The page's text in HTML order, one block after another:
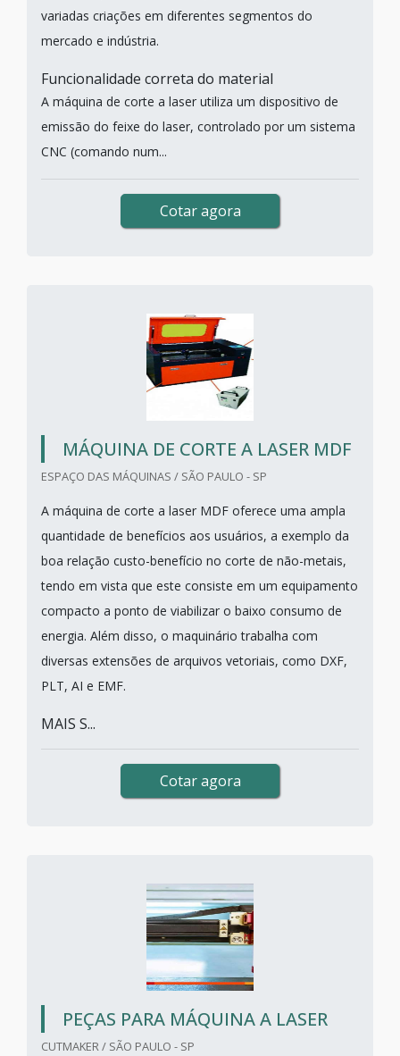
variadas criações em diferentes segmentos do
mercado e indústria.
Funcionalidade correta do material
A máquina de corte a laser utiliza um dispositivo de
emissão do feixe do laser, controlado por um sistema
CNC (comando num...
Cotar agora
MÁQUINA DE CORTE A LASER MDF
ESPAÇO DAS MÁQUINAS / SÃO PAULO - SP
A máquina de corte a laser MDF oferece uma ampla
quantidade de benefícios aos usuários, a exemplo da
boa relação custo-benefício no corte de não-metais,
tendo em vista que este consiste em um equipamento
compacto a ponto de viabilizar o baixo consumo de
energia. Além disso, o maquinário trabalha com
diversas extensões de arquivos vetoriais, como DXF,
PLT, AI e EMF.
MAIS S...
Cotar agora
PEÇAS PARA MÁQUINA A LASER
CUTMAKER / SÃO PAULO - SP